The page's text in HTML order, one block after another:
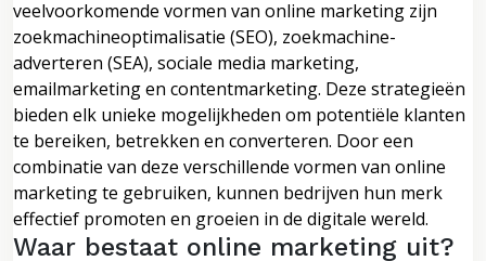
veelvoorkomende vormen van online marketing zijn
zoekmachineoptimalisatie (SEO), zoekmachine-
adverteren (SEA), sociale media marketing,
emailmarketing en contentmarketing. Deze strategieën
bieden elk unieke mogelijkheden om potentiële klanten
te bereiken, betrekken en converteren. Door een
combinatie van deze verschillende vormen van online
marketing te gebruiken, kunnen bedrijven hun merk
effectief promoten en groeien in de digitale wereld.
Waar bestaat online marketing uit?